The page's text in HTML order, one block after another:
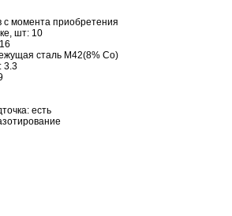
с момента приобретения
шт: 10
сталь M42(8% Co)
3.3
есть